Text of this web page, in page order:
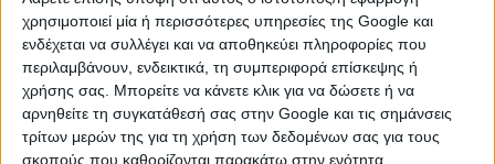
χρησιμοποιεί μία ή περισσότερες υπηρεσίες της Google και
ενδέχεται να συλλέγει και να αποθηκεύει πληροφορίες που
περιλαμβάνουν, ενδεικτικά, τη συμπεριφορά επίσκεψης ή
χρήσης σας. Μπορείτε να κάνετε κλικ για να δώσετε ή να
αρνηθείτε τη συγκατάθεσή σας στην Google και τις σημάνσεις
τρίτων μερών της για τη χρήση των δεδομένων σας για τους
σκοπούς που καθορίζονται παρακάτω στην ενότητα
Ακολουθήστε τα βήματα με τη σειρά. Επιλέγετε
κατηγορία, κείμενο, χαρακτηριστικά και πολυμέσα
(φωτογραφίες ή/και βίντεο) ώστε να γίνει η αγγελία
σας αποδοτικότερη.